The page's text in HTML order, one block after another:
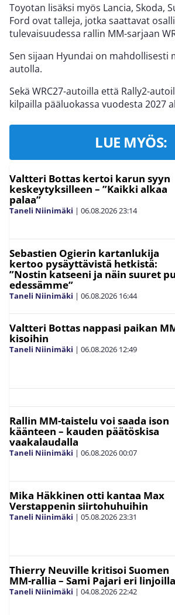
Toyotan lisäksi myös Lancia, Skoda,
Ford ovat talleja, jotka saattavat
tulevaisuudessa rallin MM-sarjaan
Sen sijaan Hyundai on mahdollisesti
autolla.
Sekä WRC27-autoilla että Rally2-
kilpailla pääluokassa vuodesta 2027
LUE MYÖS:
Valtteri Bottas kertoi karun syyn
keskeytyksilleen – ”Kaikki alkaa
palaa”
Taneli Niinimäki | 06.08.202623:14
Sebastien Ogierin kartanlukija
kertoo pysäyttävistä hetkistä:
”Nostin katseeni ja näin suuret
edessämme”
Taneli Niinimäki | 06.08.2026 16:44
Valtteri Bottas nappasi paikan
kisoihin
Taneli Niinimäki | 06.08.2026 12:49
Rallin MM-taistelu voi saada ison
käänteen – kauden päätöskisa
vaakalaudalla
Taneli Niinimäki | 06.08.202600:07
Mika Häkkinen otti kantaa Max
Verstappenin siirtohuhuihin
Taneli Niinimäki | 05.08.202623:31
Thierry Neuville kritisoi Suomen
MM-rallia – Sami Pajari eri linjoilla
Taneli Niinimäki | 04.08.202622:42